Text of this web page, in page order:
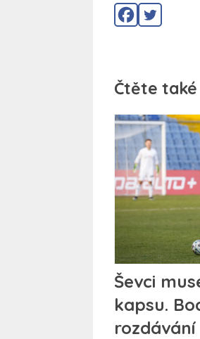
Čtěte také
Ševci
kapsu.
rozdávání